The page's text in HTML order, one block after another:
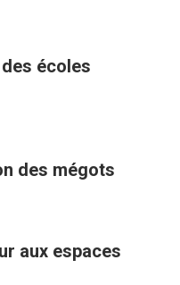
écoles
des mégots
aux espaces